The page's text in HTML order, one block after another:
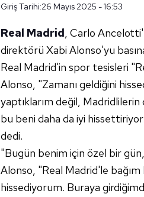
Giriş Tarihi:26 Mayıs 2025 - 16:53
Real Madrid, Carlo
direktörü Xabi Alonso'yu
Real Madrid'in spor tesisleri
Alonso, "Zamanı geldiğini
yaptıklarım değil, Madridlilerin
bu beni daha da iyi
dedi.
"Bugün benim için özel bir
Alonso, "Real Madrid'le bağım
hissediyorum. Buraya